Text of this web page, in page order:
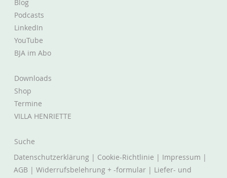
Blog
Podcasts
LinkedIn
YouTube
BJA im Abo
Downloads
Shop
Termine
VILLA HENRIETTE
Suche
Datenschutzerklärung | Cookie-Richtlinie | Impressum |
AGB |Widerrufsbelehrung + -formular | Liefer- und